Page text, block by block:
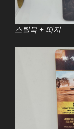
스틸북 + 띠지